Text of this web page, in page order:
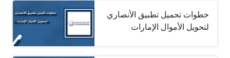
خطوات تحميل تطبيق الأنصاري
لتحويل الأموال الإمارات